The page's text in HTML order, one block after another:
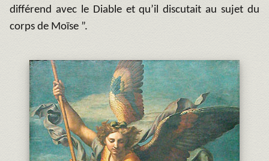
différend avec le Diable et qu’il discutait au sujet du
corps de Moïse ”.